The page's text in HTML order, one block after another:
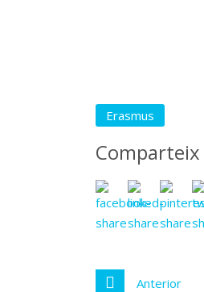
Erasmus
Anterior